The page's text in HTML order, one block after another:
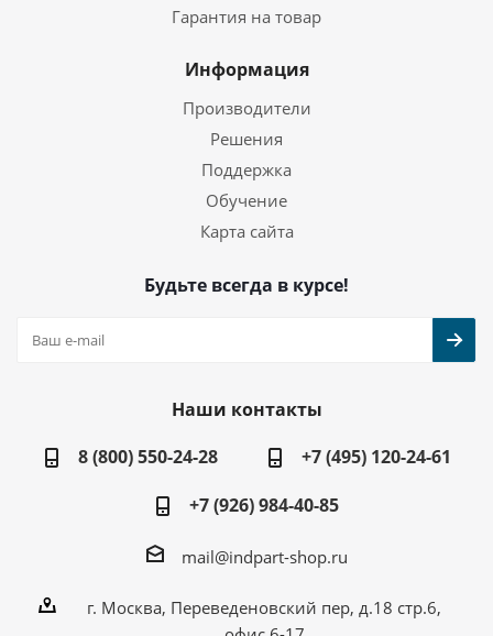
Гарантия на товар
Информация
Производители
Решения
Поддержка
Обучение
Карта сайта
Будьте всегда в курсе!
Наши контакты
8 (800) 550-24-28
+7 (495) 120-24-61
+7 (926) 984-40-85
mail@indpart-shop.ru
г. Москва, Переведеновский пер, д.18 стр.6,